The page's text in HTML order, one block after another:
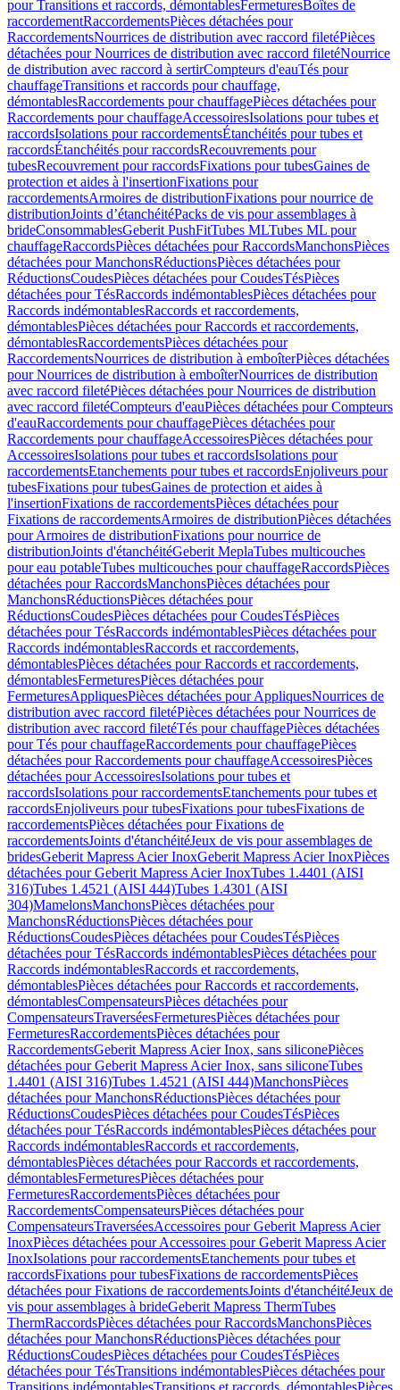
pour Transitions et raccords, démontablesFermeturesBoîtes de
raccordementRaccordementsPièces détachées pour
RaccordementsNourrices de distribution avec raccord filetéPièces
détachées pour Nourrices de distribution avec raccord filetéNourrice
de distribution avec raccord à sertirCompteurs d'eauTés pour
chauffageTransitions et raccords pour chauffage,
démontablesRaccordements pour chauffagePièces détachées pour
Raccordements pour chauffageAccessoiresIsolations pour tubes et
raccordsIsolations pour raccordementsÉtanchéités pour tubes et
raccordsÉtanchéités pour raccordsRecouvrements pour
tubesRecouvrement pour raccordsFixations pour tubesGaines de
protection et aides à l'insertionFixations pour
raccordementsArmoires de distributionFixations pour nourrice de
distributionJoints d’étanchéitéPacks de vis pour assemblages à
brideConsommablesGeberit PushFitTubes MLTubes ML pour
chauffageRaccordsPièces détachées pour RaccordsManchonsPièces
détachées pour ManchonsRéductionsPièces détachées pour
RéductionsCoudesPièces détachées pour CoudesTésPièces
détachées pour TésRaccords indémontablesPièces détachées pour
Raccords indémontablesRaccords et raccordements,
démontablesPièces détachées pour Raccords et raccordements,
démontablesRaccordementsPièces détachées pour
RaccordementsNourrices de distribution à emboîterPièces détachées
pour Nourrices de distribution à emboîterNourrices de distribution
avec raccord filetéPièces détachées pour Nourrices de distribution
avec raccord filetéCompteurs d'eauPièces détachées pour Compteurs
d'eauRaccordements pour chauffagePièces détachées pour
Raccordements pour chauffageAccessoiresPièces détachées pour
AccessoiresIsolations pour tubes et raccordsIsolations pour
raccordementsEtanchements pour tubes et raccordsEnjoliveurs pour
tubesFixations pour tubesGaines de protection et aides à
l'insertionFixations de raccordementsPièces détachées pour
Fixations de raccordementsArmoires de distributionPièces détachées
pour Armoires de distributionFixations pour nourrice de
distributionJoints d'étanchéitéGeberit MeplaTubes multicouches
pour eau potableTubes multicouches pour chauffageRaccordsPièces
détachées pour RaccordsManchonsPièces détachées pour
ManchonsRéductionsPièces détachées pour
RéductionsCoudesPièces détachées pour CoudesTésPièces
détachées pour TésRaccords indémontablesPièces détachées pour
Raccords indémontablesRaccords et raccordements,
démontablesPièces détachées pour Raccords et raccordements,
démontablesFermeturesPièces détachées pour
FermeturesAppliquesPièces détachées pour AppliquesNourrices de
distribution avec raccord filetéPièces détachées pour Nourrices de
distribution avec raccord filetéTés pour chauffagePièces détachées
pour Tés pour chauffageRaccordements pour chauffagePièces
détachées pour Raccordements pour chauffageAccessoiresPièces
détachées pour AccessoiresIsolations pour tubes et
raccordsIsolations pour raccordementsEtanchements pour tubes et
raccordsEnjoliveurs pour tubesFixations pour tubesFixations de
raccordementsPièces détachées pour Fixations de
raccordementsJoints d'étanchéitéJeux de vis pour assemblages de
bridesGeberit Mapress Acier InoxGeberit Mapress Acier InoxPièces
détachées pour Geberit Mapress Acier InoxTubes 1.4401 (AISI
316)Tubes 1.4521 (AISI 444)Tubes 1.4301 (AISI
304)MamelonsManchonsPièces détachées pour
ManchonsRéductionsPièces détachées pour
RéductionsCoudesPièces détachées pour CoudesTésPièces
détachées pour TésRaccords indémontablesPièces détachées pour
Raccords indémontablesRaccords et raccordements,
démontablesPièces détachées pour Raccords et raccordements,
démontablesCompensateursPièces détachées pour
CompensateursTraverséesFermeturesPièces détachées pour
FermeturesRaccordementsPièces détachées pour
RaccordementsGeberit Mapress Acier Inox, sans siliconePièces
détachées pour Geberit Mapress Acier Inox, sans siliconeTubes
1.4401 (AISI 316)Tubes 1.4521 (AISI 444)ManchonsPièces
détachées pour ManchonsRéductionsPièces détachées pour
RéductionsCoudesPièces détachées pour CoudesTésPièces
détachées pour TésRaccords indémontablesPièces détachées pour
Raccords indémontablesRaccords et raccordements,
démontablesPièces détachées pour Raccords et raccordements,
démontablesFermeturesPièces détachées pour
FermeturesRaccordementsPièces détachées pour
RaccordementsCompensateursPièces détachées pour
CompensateursTraverséesAccessoires pour Geberit Mapress Acier
InoxPièces détachées pour Accessoires pour Geberit Mapress Acier
InoxIsolations pour raccordementsEtanchements pour tubes et
raccordsFixations pour tubesFixations de raccordementsPièces
détachées pour Fixations de raccordementsJoints d'étanchéitéJeux de
vis pour assemblages à brideGeberit Mapress ThermTubes
ThermRaccordsPièces détachées pour RaccordsManchonsPièces
détachées pour ManchonsRéductionsPièces détachées pour
RéductionsCoudesPièces détachées pour CoudesTésPièces
détachées pour TésTransitions indémontablesPièces détachées pour
Transitions indémontablesTransitions et raccords, démontablesPièces